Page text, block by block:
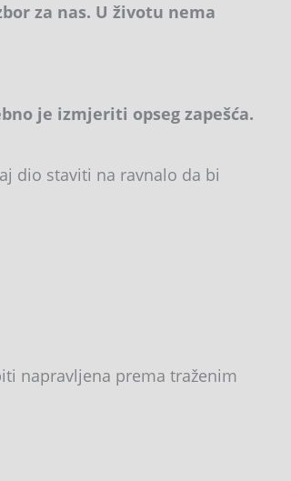
za nas. U životu nema
je izmjeriti opseg zapešća.
dio staviti na ravnalo da bi
napravljena prema traženim